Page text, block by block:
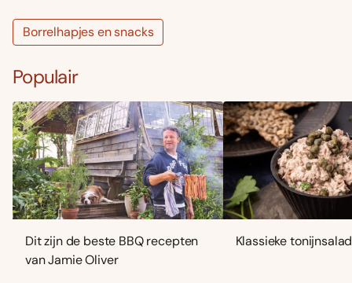
Borrelhapjes en snacks
Populair
Dit zijn de beste BBQ recepten
van Jamie Oliver
Klassieke